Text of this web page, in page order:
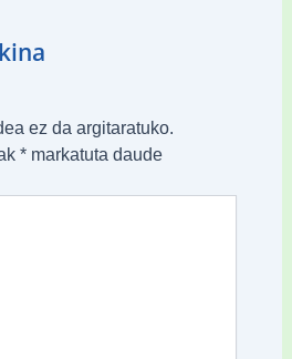
ez da argitaratuko.
*markatuta daude